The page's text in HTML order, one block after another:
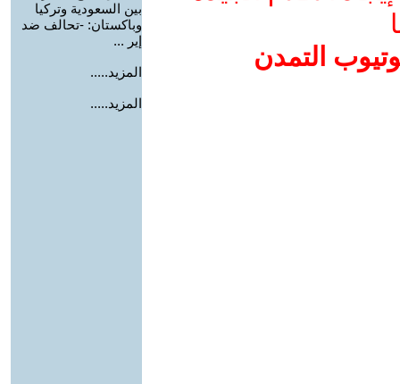
التمدن
بين السعودية وتركيا
وباكستان: -تحالف ضد
إير ...
المزيد.....
المزيد.....